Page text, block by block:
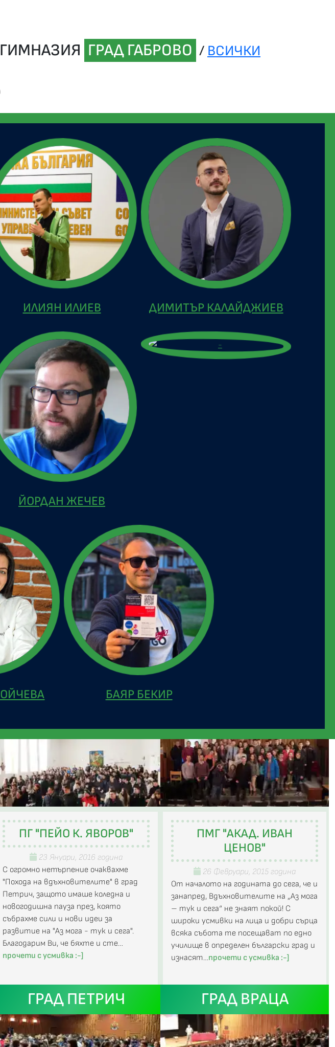
ГРАД ГАБРОВО / ВСИЧКИ
ИЛИЯН ИЛИЕВ ДИМИТЪР КАЛАЙДЖИЕВ
ЙОРДАН ЖЕЧЕВ
БАЯР БЕКИР
ПГ "ПЕЙО К. ЯВОРОВ"
23 Януари, 2016 година
С огромно нетърпение очаквахме
"Похода на вдъхновителите" в град
Петрич, защото имаше коледна и
новогодишна пауза през, която
събрахме сили и нови идеи за
развитие на "Аз мога - тук и сега".
Благодарим Ви, че бяхте и сте…
прочети с усмивка :-]
ГРАД ПЕТРИЧ
ПМГ "АКАД. ИВАН
ЦЕНОВ"
26 Февруари, 2015 година
От началото на годината до сега, че и
занапред, Вдъхновителите на „Аз мога
– тук и сега“ не знаят покой! С
широки усмивки на лица и добри сърца
всяка събота те посещават по едно
училище в определен български град и
изнасят…прочети с усмивка :-]
ГРАД ВРАЦА